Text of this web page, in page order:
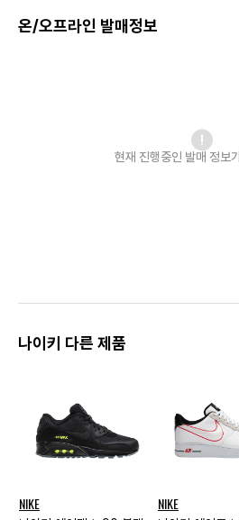
온/오프라인 발매정보
현재 진행중인 발매 정보
나이키 다른 제품
NIKE NIKE